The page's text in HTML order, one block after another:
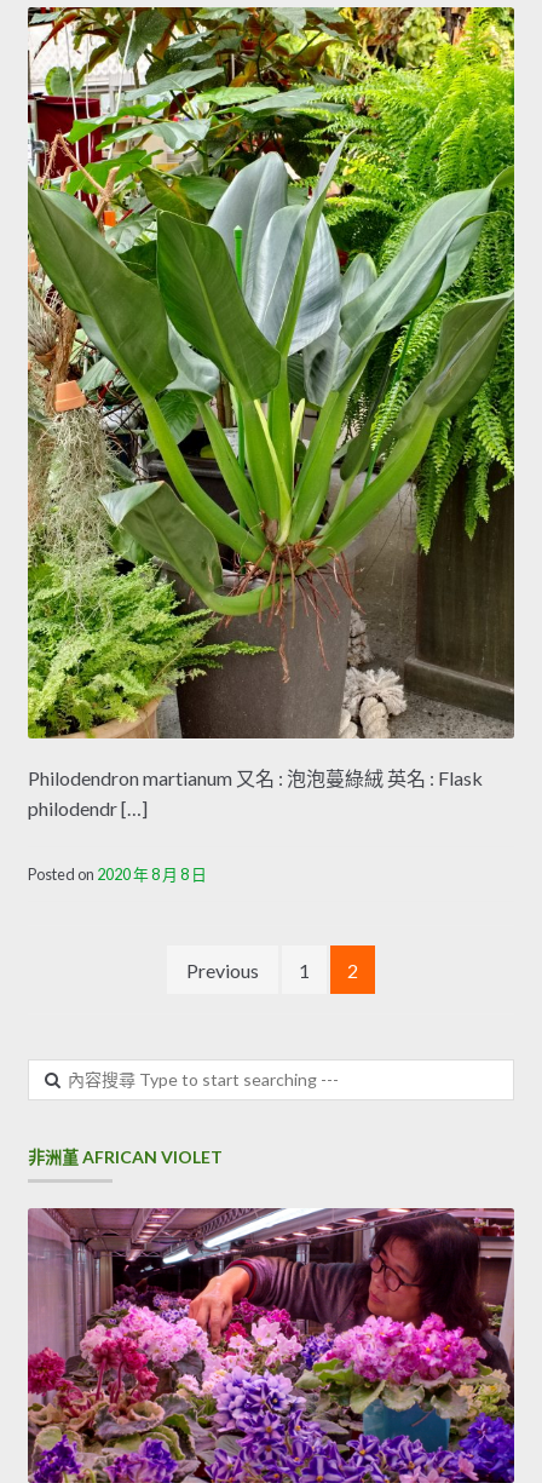
Philodendron martianum 又名 : 泡泡蔓綠絨 英名 : Flask
philodendr […]
Posted on 2020 年 8 月 8 日
分
頁
Previous 1 2
容
尋
非洲堇 AFRICAN VIOLET